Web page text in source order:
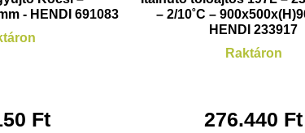
- HENDI 691083
Ft
– 2/10˚C –
HENDI 233917
Raktáron
276.440 Ft